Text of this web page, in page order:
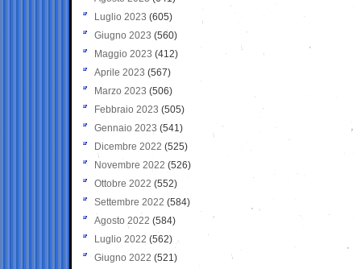
Luglio 2023 (605)
Giugno 2023 (560)
Maggio 2023 (412)
Aprile 2023 (567)
Marzo 2023 (506)
Febbraio 2023 (505)
Gennaio 2023 (541)
Dicembre 2022 (525)
Novembre 2022 (526)
Ottobre 2022 (552)
Settembre 2022 (584)
Agosto 2022 (584)
Luglio 2022 (562)
Giugno 2022 (521)